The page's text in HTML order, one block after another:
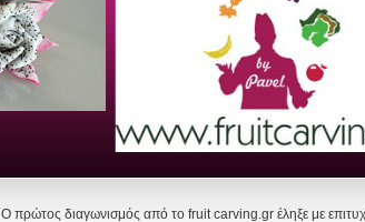
Ο πρώτος διαγωνισμός από το fruit carving.gr έληξε με